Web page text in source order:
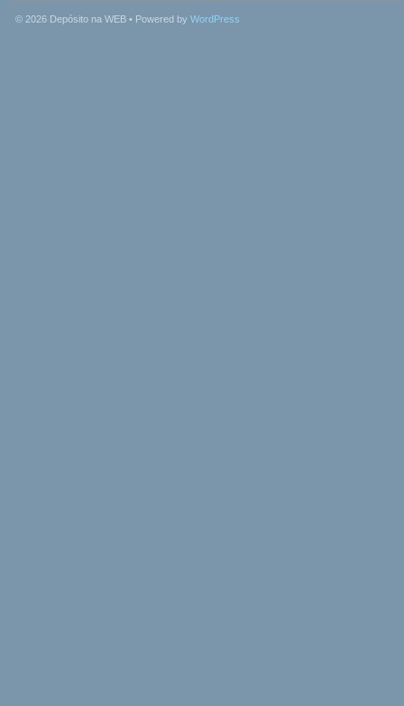
© 2026 Depósito na WEB • Powered by WordPress